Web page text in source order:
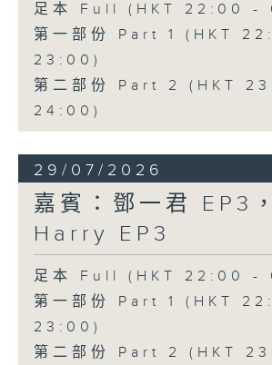
足本 Full (HKT 22:00 -
第一部份 Part 1 (HKT
23:00)
第二部份 Part 2 (HKT
24:00)
29/07/2026
嘉賓：鄧一君 EP3
Harry EP3
足本 Full (HKT 22:00 -
第一部份 Part 1 (HKT
23:00)
第二部份 Part 2 (HKT